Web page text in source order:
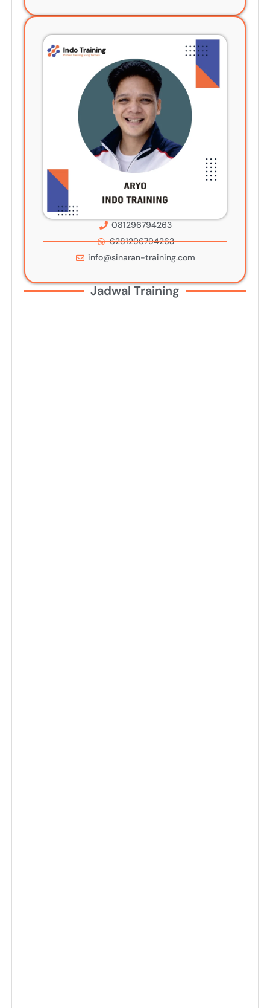
081296794263
6281296794263
info@sinaran-training.com
Jadwal Training